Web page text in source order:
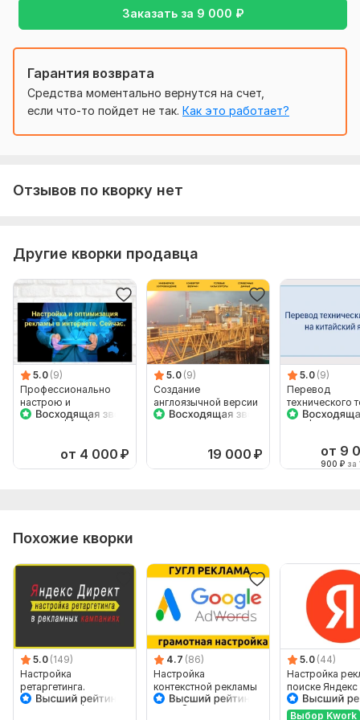
Заказать за 9 000 ₽
установить присланные мною счётчики (GTM и GA) на
сайт, или предоставить доступ в админку сайта для
правильного установления этих счётчиков. 4) В короткий
срок отвечать на все возникающие вопросы по
продвигаемому продукту и УТП.
Тип: Создание и настройка
Гарантия возврата
Средства моментально вернутся на счет,
если что-то пойдет не так. Как это работает?
Отзывов по кворку нет
Другие кворки продавца
5.0 (9)
Профессионально
настрою и
оптимизирую рекламу
от 4 000 ₽
5.0 (9)
Создание
англоязычной версии
сайта
19 000 ₽
5.0 (9)
Перевод
технического
18 страниц на
от 9
900 ₽ за
Похожие кворки
5.0 (149)
Настройка
ретаргетинга.
Контекстная реклама
4.7 (86)
Настройка
контекстной рекламы
в Google Adwords.
5.0 (44)
Настройка
поиске Яндекс
Выбор Kwork